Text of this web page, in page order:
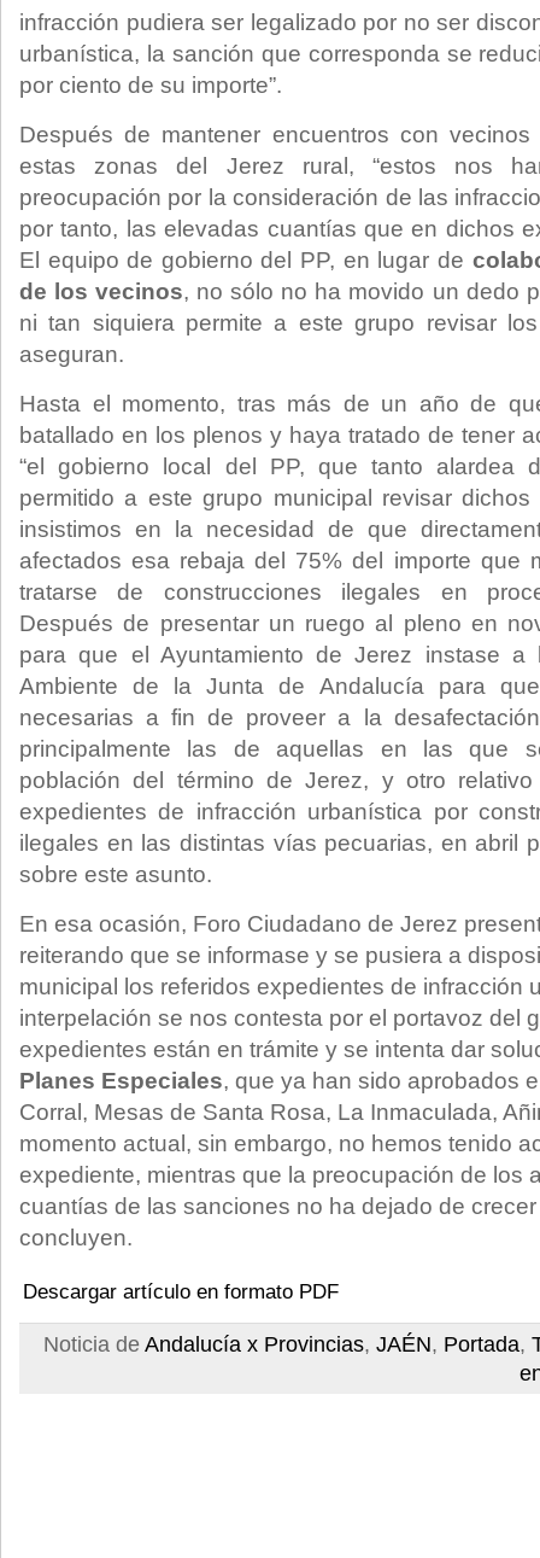
infracción pudiera ser legalizado por no ser
urbanística, la sanción que corresponda se
por ciento de su importe”.
Después de mantener encuentros con
estas zonas del Jerez rural, “estos nos
preocupación por la consideración de las
por tanto, las elevadas cuantías que en dichos
El equipo de gobierno del PP, en lugar de
de los vecinos, no sólo no ha movido un dedo
ni tan siquiera permite a este grupo revisar
aseguran.
Hasta el momento, tras más de un año de
batallado en los plenos y haya tratado de tener
“el gobierno local del PP, que tanto alardea
permitido a este grupo municipal revisar
insistimos en la necesidad de que
afectados esa rebaja del 75% del importe que
tratarse de construcciones ilegales en
Después de presentar un ruego al pleno en
para que el Ayuntamiento de Jerez instase a
Ambiente de la Junta de Andalucía para
necesarias a fin de proveer a la
principalmente las de aquellas en las que
población del término de Jerez, y otro
expedientes de infracción urbanística por
ilegales en las distintas vías pecuarias, en abril
sobre este asunto.
En esa ocasión, Foro Ciudadano de Jerez
reiterando que se informase y se pusiera a
municipal los referidos expedientes de infracción
interpelación se nos contesta por el portavoz del
expedientes están en trámite y se intenta dar
Planes Especiales, que ya han sido aprobados
Corral, Mesas de Santa Rosa, La Inmaculada,
momento actual, sin embargo, no hemos tenido
expediente, mientras que la preocupación de los
cuantías de las sanciones no ha dejado de
concluyen.
Descargar artículo en formato PDF
Noticia de Andalucía x Provincias, JAÉN, Portada,